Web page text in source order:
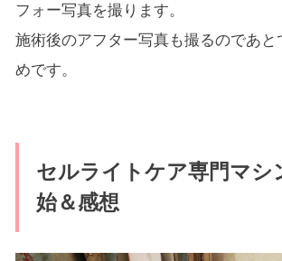
フォー写真を撮ります。
施術後のアフター写真も撮るのであと
めです。
セルライトケア専門マシ
始＆感想